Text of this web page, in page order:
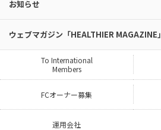
お知らせ
ウェブマガジン「HEALTHIER MAGAZINE」
To International
Members
FCオーナー募集
運用会社